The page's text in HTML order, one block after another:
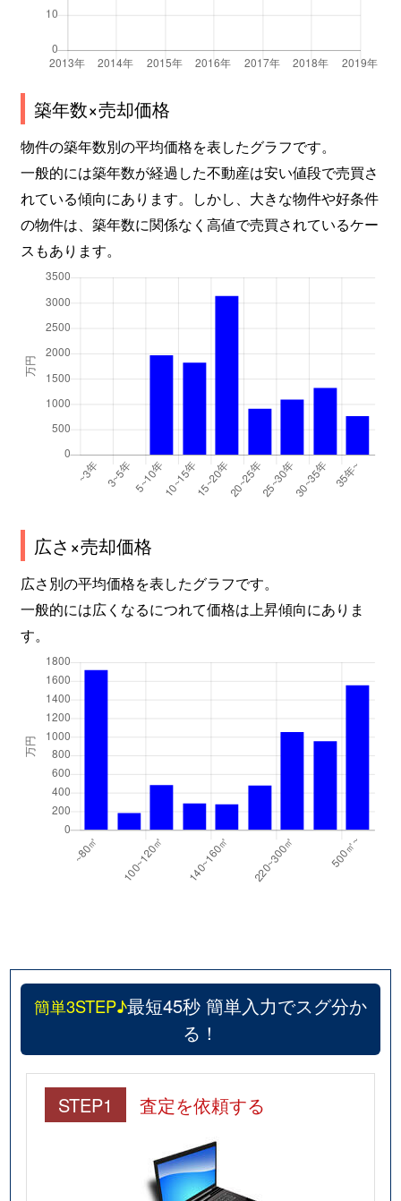
築年数×売却価格
物件の築年数別の平均価格を表したグラフです。
一般的には築年数が経過した不動産は安い値段で売買さ
れている傾向にあります。しかし、大きな物件や好条件
の物件は、築年数に関係なく高値で売買されているケー
スもあります。
広さ×売却価格
広さ別の平均価格を表したグラフです。
一般的には広くなるにつれて価格は上昇傾向にありま
す。
簡単3STEP♪最短45秒 簡単入力でスグ分か
る！
STEP1 査定を依頼する